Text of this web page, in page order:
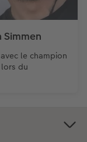
le champion
du